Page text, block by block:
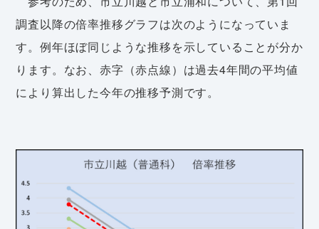
調査以降の倍率推移グラフは次のようになっていま
す。例年ほぼ同じような推移を示していることが分か
ります。なお、赤字（赤点線）は過去4年間の平均値
により算出した今年の推移予測です。